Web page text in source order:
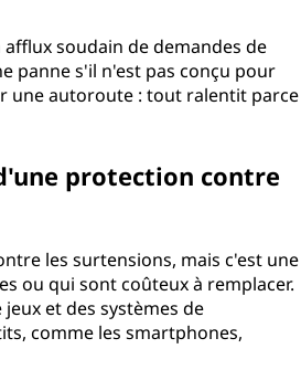
soudain de demandes de
panne s'il n'est pas conçu pour
une autoroute : tout ralentit parce
protection contre
les surtensions, mais c'est une
ou qui sont coûteux à remplacer.
et des systèmes de
comme les smartphones,